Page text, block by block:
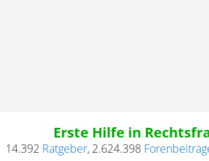
Erste Hilfe in
14.392 Ratgeber, 2.624.398